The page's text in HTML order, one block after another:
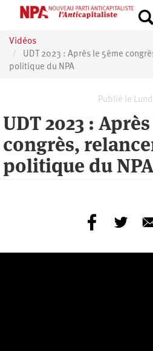
principal
Vidéos
UDT 2023 : Après le 5ème
politique du NPA
Publié le
UDT 2023 :
congrès,
politique du NPA